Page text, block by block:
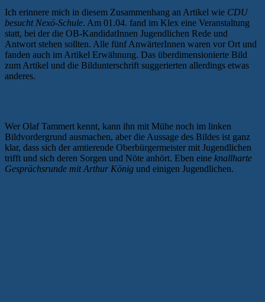
Ich erinnere mich in diesem Zusammenhang an Artikel wie CDU
besucht Nexö-Schule. Am 01.04. fand im Klex eine Veranstaltung
statt, bei der die OB-KandidatInnen Jugendlichen Rede und
Antwort stehen sollten. Alle fünf AnwärterInnen waren vor Ort und
fanden auch im Artikel Erwähnung. Das überdimensionierte Bild
zum Artikel und die Bildunterschrift suggerierten allerdings etwas
anderes.
Wer Olaf Tammert kennt, kann ihn mit Mühe noch im linken
Bildvordergrund ausmachen, aber die Aussage des Bildes ist ganz
klar, dass sich der amtierende Oberbürgermeister mit Jugendlichen
trifft und sich deren Sorgen und Nöte anhört. Eben eine knallharte
Gesprächsrunde mit Arthur König und einigen Jugendlichen.